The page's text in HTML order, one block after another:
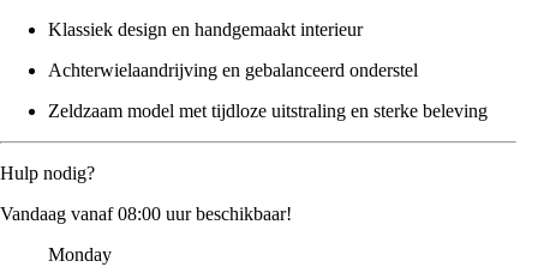
Klassiek design en handgemaakt interieur
Achterwielaandrijving en gebalanceerd onderstel
Zeldzaam model met tijdloze uitstraling en sterke beleving
Hulp nodig?
Vandaag vanaf 08:00 uur beschikbaar!
Monday